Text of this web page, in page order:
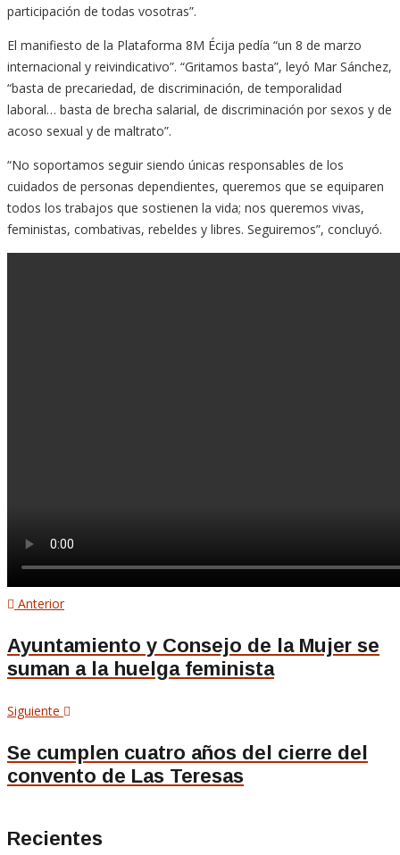
participación de todas vosotras”.
El manifiesto de la Plataforma 8M Écija pedía “un 8 de marzo
internacional y reivindicativo”. “Gritamos basta”, leyó Mar Sánchez,
“basta de precariedad, de discriminación, de temporalidad
laboral… basta de brecha salarial, de discriminación por sexos y de
acoso sexual y de maltrato”.
“No soportamos seguir siendo únicas responsables de los
cuidados de personas dependientes, queremos que se equiparen
todos los trabajos que sostienen la vida; nos queremos vivas,
feministas, combativas, rebeldes y libres. Seguiremos”, concluyó.
Navegación
de
entradas
AnteriorArtículo
Ayuntamiento y Consejo de la Mujer se
suman a la huelga feminista
Siguiente
Se cumplen cuatro años del cierre del
convento de Las Teresas
Recientes